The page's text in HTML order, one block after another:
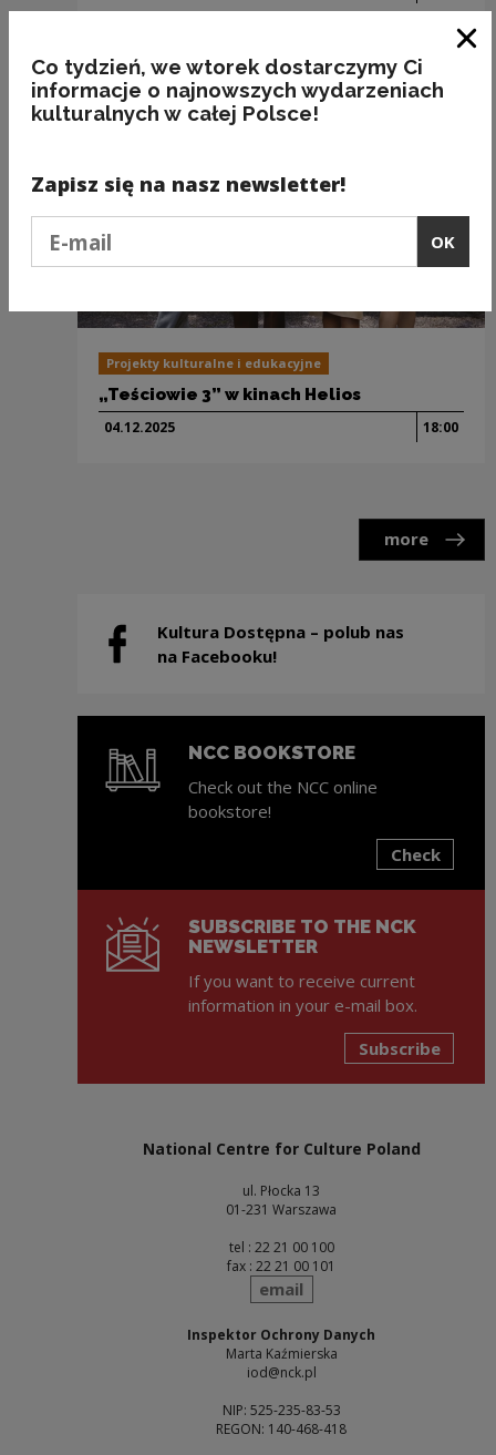
Projekty kulturalne i edukacyjne
„Teściowie 3” w kinach Helios
04.12.2025 18:00
more
Kultura Dostępna – polub nas
na Facebooku!
Note, the link will open in a new window
NCC BOOKSTORE
Check out the NCC online
bookstore!
Check
SUBSCRIBE TO THE NCK
NEWSLETTER
If you want to receive current
information in your e-mail box.
Subscribe
National Centre for Culture Poland
ul. Płocka 13
01-231 Warszawa
tel : 22 21 00 100
fax : 22 21 00 101
send
email
Inspektor Ochrony Danych
Marta Kaźmierska
iod@nck.pl
NIP: 525-235-83-53
REGON: 140-468-418
Co tydzień, we wtorek dostarczymy Ci
informacje o najnowszych wydarzeniach
kulturalnych w całej Polsce!
Zapisz się na nasz newsletter!
OK